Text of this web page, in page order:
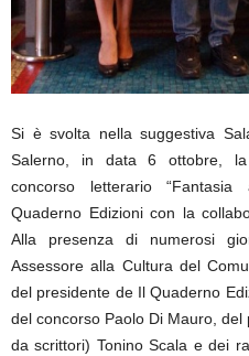
Si è svolta nella suggestiva
Salerno, in data 6 ottobre,
concorso letterario
Quaderno Edizioni con la
Alla presenza di numerosi
Assessore alla Cultura del
del presidente de Il Quaderno
del concorso Paolo Di Mauro,
da scrittori) Tonino Scala e dei